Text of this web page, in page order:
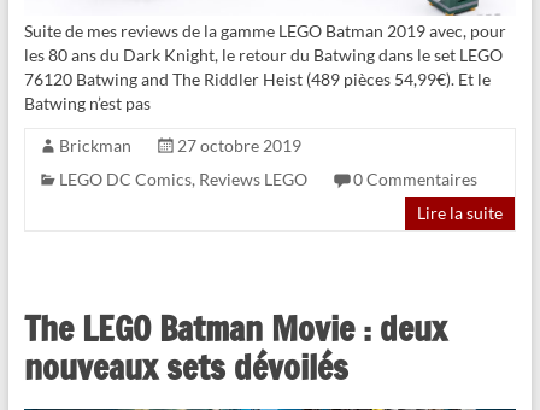
Suite de mes reviews de la gamme LEGO Batman 2019 avec, pour
les 80 ans du Dark Knight, le retour du Batwing dans le set LEGO
76120 Batwing and The Riddler Heist (489 pièces 54,99€). Et le
Batwing n’est pas
Brickman
27 octobre 2019
LEGO DC Comics, Reviews LEGO
0 Commentaires
Lire la suite
The LEGO Batman Movie : deux
nouveaux sets dévoilés